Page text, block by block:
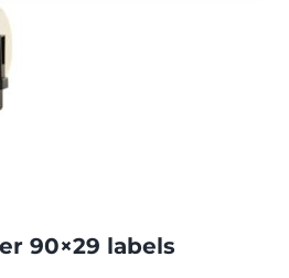
90×29 labels